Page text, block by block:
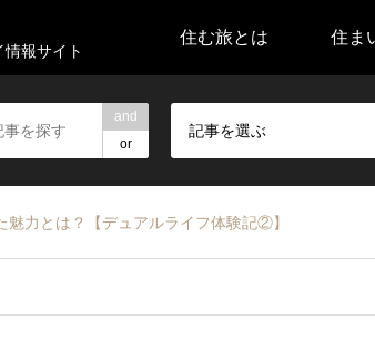
報サイト
住む旅とは 住ま
and
or
記事を選ぶ
魅力とは？【デュアルライフ体験記②】